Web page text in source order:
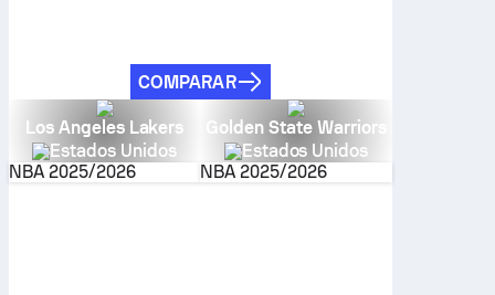
COMPARAR
Los Angeles Lakers
Estados Unidos
NBA 2025/2026
Golden State Warriors
Estados Unidos
NBA 2025/2026